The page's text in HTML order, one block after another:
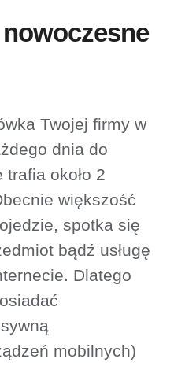
Twojej firmy w
dnia do
około 2
większość
spotka się
bądź usługę
Dlatego
mobilnych)